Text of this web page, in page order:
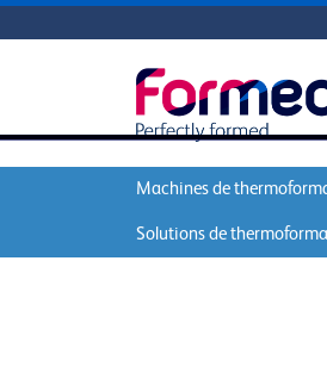
Machines de
Solutions de